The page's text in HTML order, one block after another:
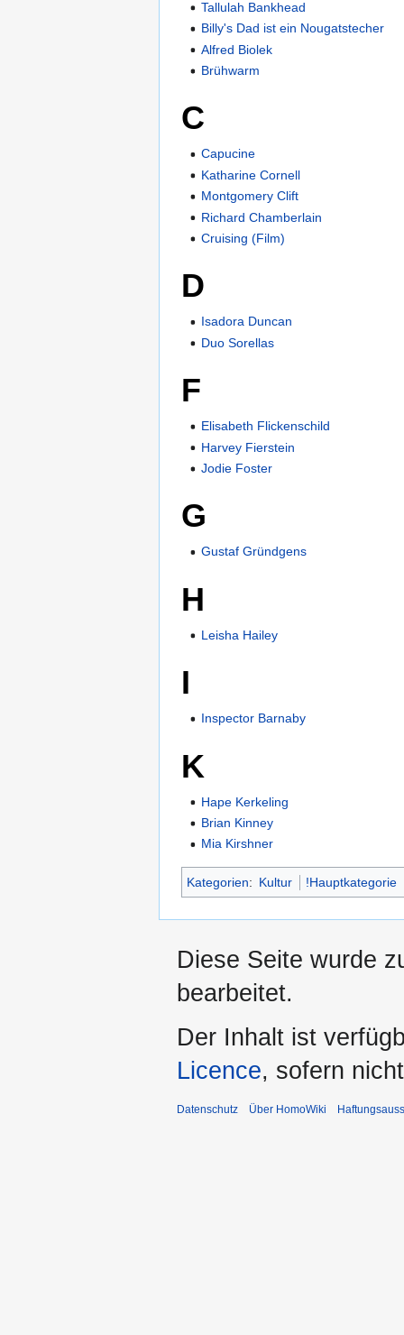
Tallulah Bankhead
Billy's Dad ist ein Nougatstecher
Alfred Biolek
Brühwarm
C
Capucine
Katharine Cornell
Montgomery Clift
Richard Chamberlain
Cruising (Film)
D
Isadora Duncan
Duo Sorellas
F
Elisabeth Flickenschild
Harvey Fierstein
Jodie Foster
G
Gustaf Gründgens
H
Leisha Hailey
I
Inspector Barnaby
K
Hape Kerkeling
Brian Kinney
Mia Kirshner
Kategorien: Kultur !Hauptkategorie
Diese Seite wurde
bearbeitet.
Der Inhalt ist
Licence, sofern
Datenschutz Über HomoWiki